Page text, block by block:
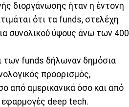
διοργάνωσης ήταν η έντονη
ότι τα funds, στελέχη
συνολικού ύψους άνω των 400
των funds δήλωναν δημόσια
προορισμός,
από αμερικανικά όσο και από
εφαρμογές deep tech.